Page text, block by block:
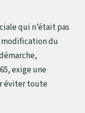
qui n’était pas
modification du
exige une
éviter toute